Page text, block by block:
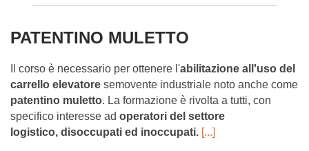
PATENTINO MULETTO
Il corso è necessario per ottenere l'abilitazione all'uso del
carrello elevatore semovente industriale noto anche come
patentino muletto. La formazione è rivolta a tutti, con
specifico interesse ad operatori del settore
logistico, disoccupati ed inoccupati. [...]